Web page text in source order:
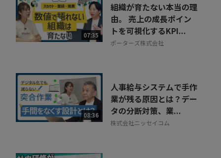
07:35
組織が育たない本当の理
由。 売上の成長ポイン
トを可視化するKPI...
ポーターズ株式会社
08:36
人事給与システムで手作
業が残る原因とは？デー
タの分断対策、業...
株式会社ニッセイコム